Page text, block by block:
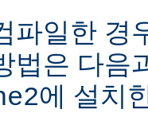
파일한 경
법은 다음
에 설치